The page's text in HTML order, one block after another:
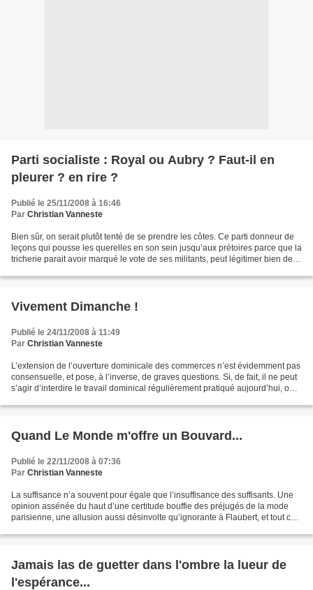
Parti socialiste : Royal ou Aubry ? Faut-il en
pleurer ? en rire ?
Publié le 25/11/2008 à 16:46
Par Christian Vanneste
Bien sûr, on serait plutôt tenté de se prendre les côtes. Ce parti donneur de
leçons qui pousse les querelles en son sein jusqu’aux prétoires parce que la
tricherie parait avoir marqué le vote de ses militants, peut légitimer bien des
Vivement Dimanche !
Publié le 24/11/2008 à 11:49
Par Christian Vanneste
L’extension de l’ouverture dominicale des commerces n’est évidemment pas
consensuelle, et pose, à l’inverse, de graves questions. Si, de fait, il ne peut
s’agir d’interdire le travail dominical régulièrement pratiqué aujourd’hui, on
Quand Le Monde m'offre un Bouvard...
Publié le 22/11/2008 à 07:36
Par Christian Vanneste
La suffisance n’a souvent pour égale que l’insuffisance des suffisants. Une
opinion assénée du haut d’une certitude bouffie des préjugés de la mode
parisienne, une allusion aussi désinvolte qu’ignorante à Flaubert, et tout ceci
Jamais las de guetter dans l'ombre la lueur de
l'espérance...